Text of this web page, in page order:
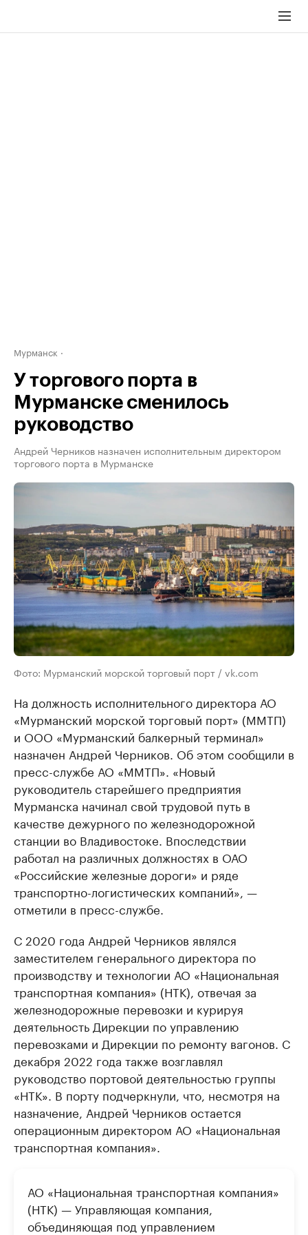
Мурманск
У торгового порта в
Мурманске сменилось
руководство
Андрей Черников назначен исполнительным директором
торгового порта в Мурманске
Фото: Мурманский морской торговый порт / vk.com
На должность исполнительного директора АО
«Мурманский морской торговый порт» (ММТП)
и ООО «Мурманский балкерный терминал»
назначен Андрей Черников. Об этом сообщили в
пресс-службе АО «ММТП». «Новый
руководитель старейшего предприятия
Мурманска начинал свой трудовой путь в
качестве дежурного по железнодорожной
станции во Владивостоке. Впоследствии
работал на различных должностях в ОАО
«Российские железные дороги» и ряде
транспортно-логистических компаний», —
отметили в пресс-службе.
С 2020 года Андрей Черников являлся
заместителем генерального директора по
производству и технологии АО «Национальная
транспортная компания» (НТК), отвечая за
железнодорожные перевозки и курируя
деятельность Дирекции по управлению
перевозками и Дирекции по ремонту вагонов. С
декабря 2022 года также возглавлял
руководство портовой деятельностью группы
«НТК». В порту подчеркнули, что, несмотря на
назначение, Андрей Черников остается
операционным директором АО «Национальная
транспортная компания».
АО «Национальная транспортная компания»
(НТК) — Управляющая компания,
объединяющая под управлением